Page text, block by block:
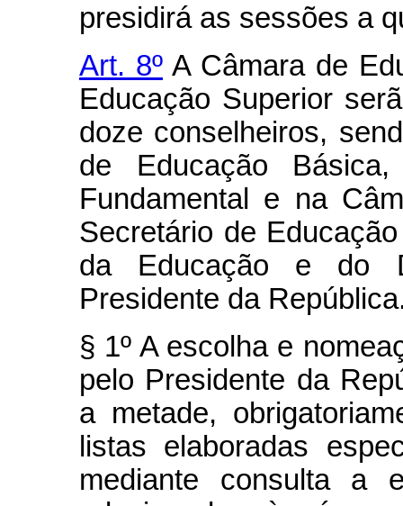
presidirá as sessões a
Art. 8º A Câmara de
Educação Superior
doze conselheiros,
de Educação
Fundamental e na
Secretário de
da Educação e do
Presidente da
§ 1º A escolha e
pelo Presidente da
a metade,
listas elaboradas
mediante consulta a